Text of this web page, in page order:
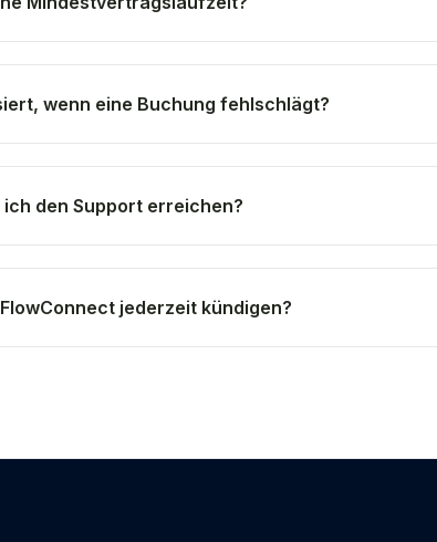
wenn eine Buchung fehlschlägt?
ich den Support erreichen?
jederzeit kündigen?